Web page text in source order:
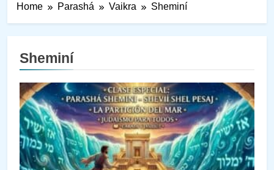
Home Parashá Vaikra Sheminí
Sheminí